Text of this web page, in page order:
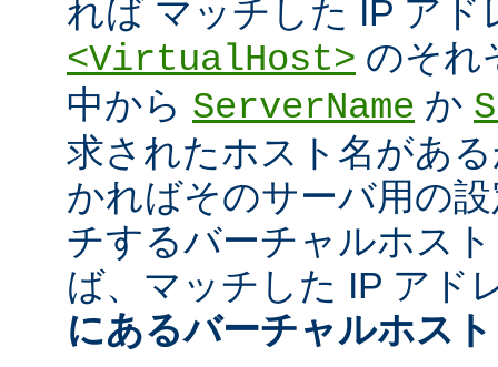
れば マッチした IP アド
<VirtualHost> のそれ
中から ServerName か
求されたホスト名があ
かればそのサーバ用の
チするバーチャルホス
ば、マッチした IP アド
にあるバーチャルホスト